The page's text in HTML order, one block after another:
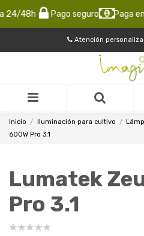
48h Pago seguro Paga en
Atención
Inicio Iluminación para cultivo
600W Pro 3.1
Lumatek
Pro 3.1